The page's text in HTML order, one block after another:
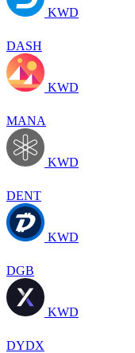
KWD
DASH
KWD
MANA
KWD
DENT
KWD
DGB
KWD
DYDX